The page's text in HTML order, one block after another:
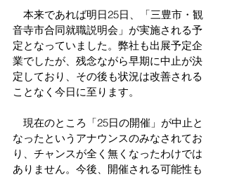
本来であれば明日25日、「三豊市・観
音寺市合同就職説明会」が実施される予
定となっていました。弊社も出展予定企
業でしたが、残念ながら早期に中止が決
定しており、その後も状況は改善される
ことなく今日に至ります。
現在のところ「25日の開催」が中止と
なったというアナウンスのみなされてお
り、チャンスが全く無くなったわけでは
ありません。今後、開催される可能性も